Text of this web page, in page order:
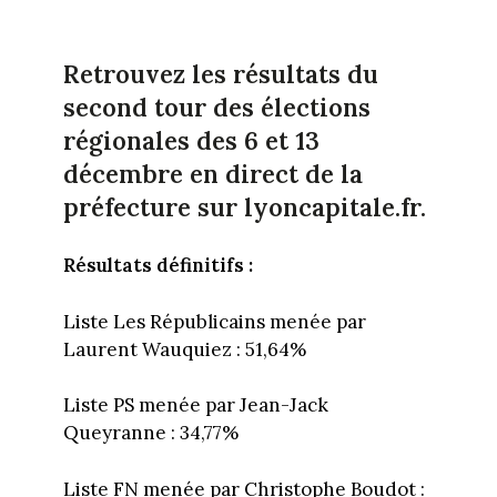
Retrouvez les résultats du
second tour des élections
régionales des 6 et 13
décembre en direct de la
préfecture sur lyoncapitale.fr.
Résultats définitifs :
Liste Les Républicains menée par
Laurent Wauquiez : 51,64%
Liste PS menée par Jean-Jack
Queyranne : 34,77%
Liste FN menée par Christophe Boudot :